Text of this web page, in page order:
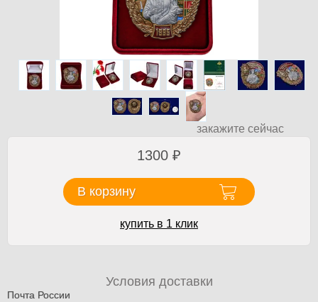
закажите сейчас
1300 ₽
В корзину
купить в 1 клик
Условия доставки
Почта России